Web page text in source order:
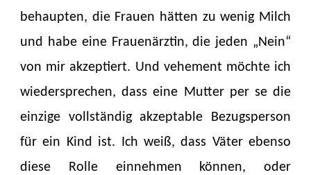
behaupten, die Frauen hätten zu wenig Milch
und habe eine Frauenärztin, die jeden „Nein“
von mir akzeptiert. Und vehement möchte ich
wiedersprechen, dass eine Mutter per se die
einzige vollständig akzeptable Bezugsperson
für ein Kind ist. Ich weiß, dass Väter ebenso
diese Rolle einnehmen können, oder